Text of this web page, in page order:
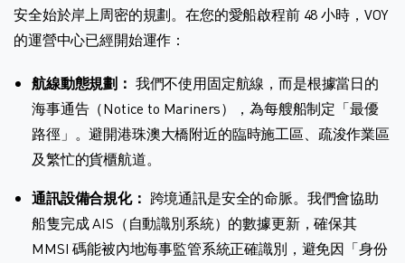
安全始於岸上周密的規劃。在您的愛船啟程前 48 小時，VOY
的運營中心已經開始運作：
航線動態規劃： 我們不使用固定航線，而是根據當日的
海事通告（Notice to Mariners），為每艘船制定「最優
路徑」。避開港珠澳大橋附近的臨時施工區、疏浚作業區
及繁忙的貨櫃航道。
通訊設備合規化： 跨境通訊是安全的命脈。我們會協助
船隻完成 AIS（自動識別系統）的數據更新，確保其
MMSI 碼能被內地海事監管系統正確識別，避免因「身份